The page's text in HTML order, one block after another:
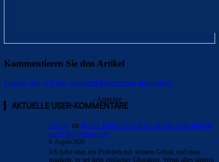
Kommentieren Sie den Artikel
Loggen Sie sich ein, um einen Kommentar abzugeben